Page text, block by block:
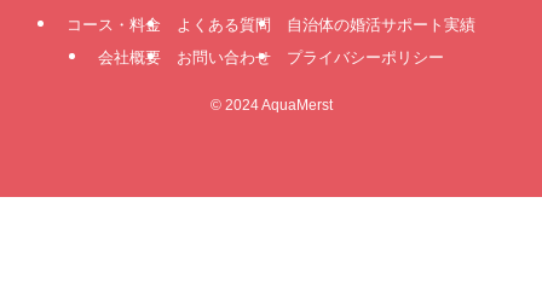
コース・料金 よくある質問
自治体の婚活サポート実績
会社概要
お問い合わせ プライバシーポリシー
©2024 AquaMerst